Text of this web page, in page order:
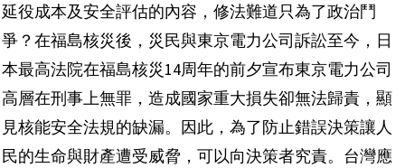
延役成本及安全評估的內容，修法難道只為了政治鬥
爭？在福島核災後，災民與東京電力公司訴訟至今，日
本最高法院在福島核災14周年的前夕宣布東京電力公司
高層在刑事上無罪，造成國家重大損失卻無法歸責，顯
見核能安全法規的缺漏。因此，為了防止錯誤決策讓人
民的生命與財產遭受威脅，可以向決策者究責。台灣應